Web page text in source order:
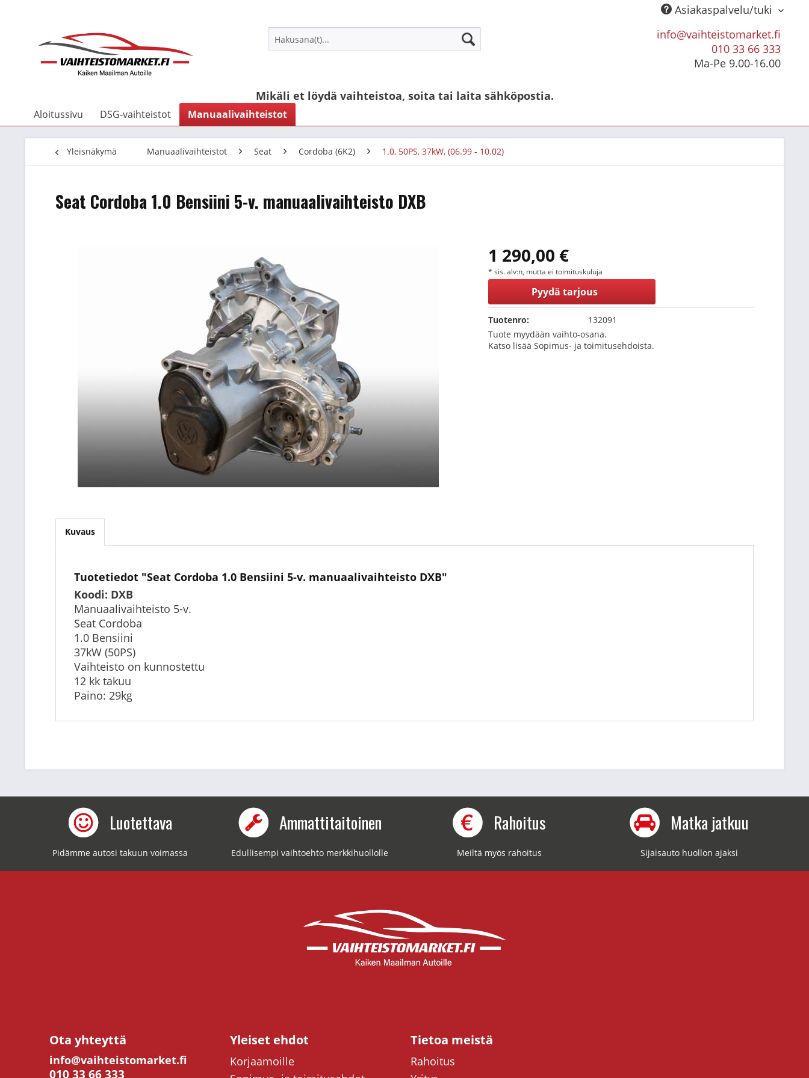
Asiakaspalvelu/tuki
info@vaihteistomarket.fi
010 33 66 333
Ma-Pe 9.00-16.00
Mikäli et löydä vaihteistoa, soita tai laita sähköpostia.
Aloitussivu DSG-vaihteistot Manuaalivaihteistot
Yleisnäkymä Manuaalivaihteistot Seat Cordoba (6K2) 1.0, 50PS, 37kW, (06.99 - 10.02)
Seat Cordoba 1.0 Bensiini 5-v. manuaalivaihteisto DXB
1 290,00 €
* sis. alv:n, mutta ei toimituskuluja
Pyydä tarjous
Tuotenro:
132091
Tuote myydään vaihto-osana.
Katso lisää Sopimus- ja toimitusehdoista.
Kuvaus
Tuotetiedot "Seat Cordoba 1.0 Bensiini 5-v. manuaalivaihteisto DXB"
Koodi: DXB
Manuaalivaihteisto 5-v.
Seat Cordoba
1.0 Bensiini
37kW (50PS)
Vaihteisto on kunnostettu
12 kk takuu
Paino: 29kg
Luotettava
Pidämme autosi takuun voimassa
Ammattitaitoinen
Edullisempi vaihtoehto merkkihuollolle
Rahoitus
Meiltä myös rahoitus
Matka jatkuu
Sijaisauto huollon ajaksi
Ota yhteyttä
info@vaihteistomarket.fi
010 33 66 333
Yleiset ehdot
Korjaamoille
Tietoa meistä
Rahoitus